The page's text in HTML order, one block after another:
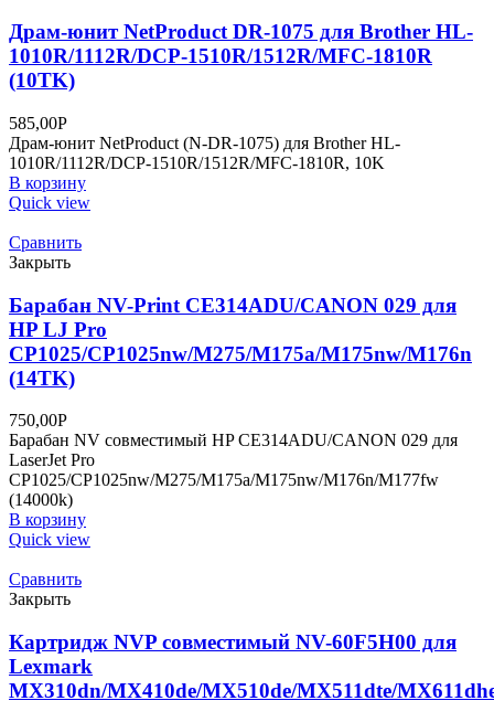
Драм-юнит NetProduct DR-1075 для Brother HL-
1010R/1112R/DCP-1510R/1512R/MFC-1810R
(10TK)
585,00Р
Драм-юнит NetProduct (N-DR-1075) для Brother HL-
1010R/1112R/DCP-1510R/1512R/MFC-1810R, 10K
В корзину
Quick view
Сравнить
Закрыть
Барабан NV-Print CE314ADU/CANON 029 для
HP LJ Pro
CP1025/CP1025nw/M275/M175a/M175nw/M176n
(14TK)
750,00Р
Барабан NV совместимый HP CE314ADU/CANON 029 для
LaserJet Pro
CP1025/CP1025nw/M275/M175a/M175nw/M176n/M177fw
(14000k)
В корзину
Quick view
Сравнить
Закрыть
Картридж NVP совместимый NV-60F5H00 для
Lexmark
MX310dn/MX410de/MX510de/MX511dte/